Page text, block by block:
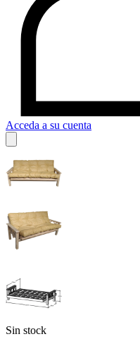
Acceda a su cuenta
Sin stock